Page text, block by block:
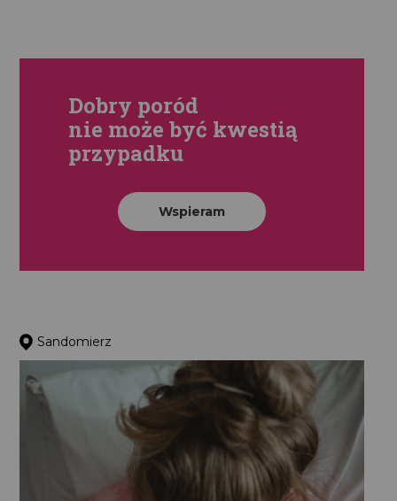
Dobry poród
nie może być kwestią
przypadku
Wspieram
Sandomierz